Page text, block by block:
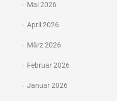
Mai 2026
April 2026
März 2026
Februar 2026
Januar 2026